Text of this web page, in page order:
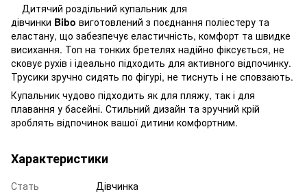
Дитячий роздільний купальник для
дівчинки Bibo виготовлений з поєднання поліестеру та
еластану, що забезпечує еластичність, комфорт та швидке
висихання. Топ на тонких бретелях надійно фіксується, не
сковує рухів і ідеально підходить для активного відпочинку.
Трусики зручно сидять по фігурі, не тиснуть і не сповзають.
Купальник чудово підходить як для пляжу, так і для
плавання у басейні. Стильний дизайн та зручний крій
зроблять відпочинок вашої дитини комфортним.
Характеристики
Стать
Дівчинка